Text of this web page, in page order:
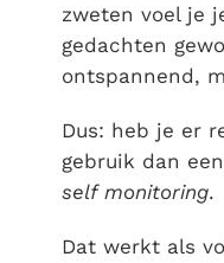
zweten voel je
gedachten
ontspannend,
Dus: heb je er
gebruik dan
self monitoring.
Dat werkt als